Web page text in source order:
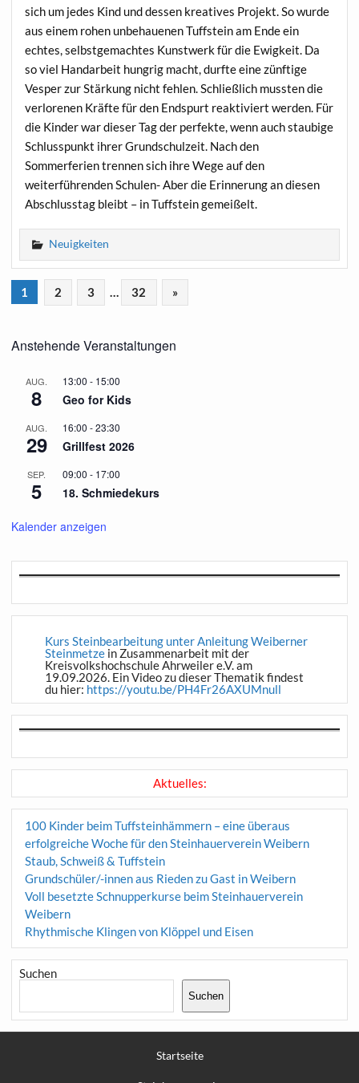
sich um jedes Kind und dessen kreatives Projekt. So wurde
aus einem rohen unbehauenen Tuffstein am Ende ein
echtes, selbstgemachtes Kunstwerk für die Ewigkeit. Da
so viel Handarbeit hungrig macht, durfte eine zünftige
Vesper zur Stärkung nicht fehlen. Schließlich mussten die
verlorenen Kräfte für den Endspurt reaktiviert werden. Für
die Kinder war dieser Tag der perfekte, wenn auch staubige
Schlusspunkt ihrer Grundschulzeit. Nach den
Sommerferien trennen sich ihre Wege auf den
weiterführenden Schulen- Aber die Erinnerung an diesen
Abschlusstag bleibt – in Tuffstein gemeißelt.
Neuigkeiten
1 2 3 … 32 »
Anstehende Veranstaltungen
AUG.
8
13:00 - 15:00
Geo for Kids
AUG.
29
16:00 -23:30
Grillfest 2026
SEP.
5
09:00 - 17:00
18. Schmiedekurs
Kalender anzeigen
Kurs Steinbearbeitung unter Anleitung Weiberner
Steinmetzein Zusammenarbeit mit der
Kreisvolkshochschule Ahrweiler e.V. am
19.09.2026. Ein Video zu dieser Thematik findest
du hier: https://youtu.be/PH4Fr26AXUMnull
Aktuelles:
100 Kinder beim Tuffsteinhämmern – eine überaus
erfolgreiche Woche für den Steinhauerverein Weibern
Staub, Schweiß & Tuffstein
Grundschüler/-innen aus Rieden zu Gast in Weibern
Voll besetzte Schnupperkurse beim Steinhauerverein
Weibern
Rhythmische Klingen von Klöppel und Eisen
Suchen
Suchen
Startseite